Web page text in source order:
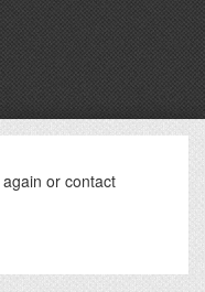
or contact